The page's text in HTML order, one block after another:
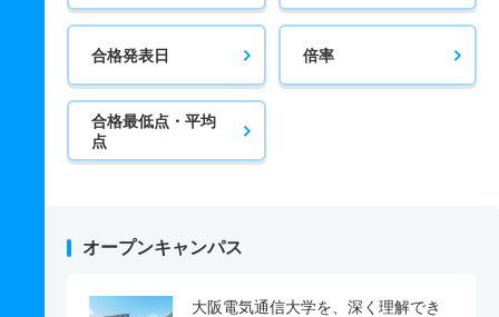
合格発表日 倍率
合格最低点・平均
点
オープンキャンパス
大阪電気通信大学を、深く理解でき